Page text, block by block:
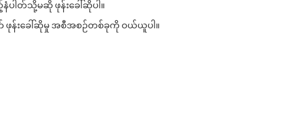
ပါတ်သို့မဆို ဖုန်းခေါ်ဆိုပါ။
ဖုန်းခေါ်ဆိုမှု အစီအစဉ်တစ်ခုကို ဝယ်ယူပါ။